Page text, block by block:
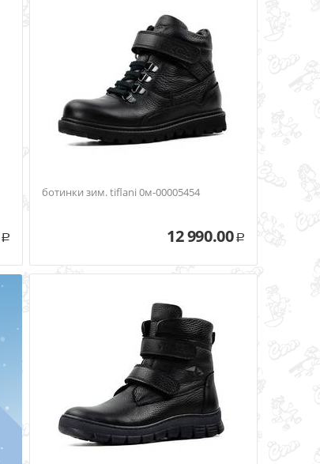
Р
ботинки зим. tiflani 0м-00005454
12 990.00 Р